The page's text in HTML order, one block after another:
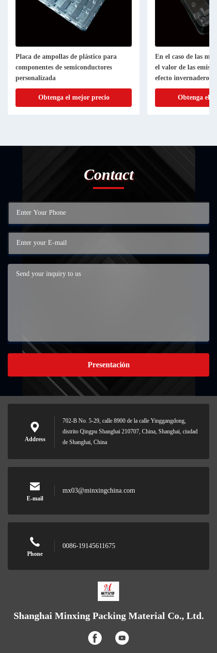
Placa de ampollas de plástico para
componentes de semiconductores
personalizada
Obtenga el mejor precio
En el caso de las
el valor de las
efecto invernadero
función de las
efecto invernadero
Obtenga el
Contact
Presentación
Address
702-B No. 5-29, calle 8900 de la calle Yinggangdong,
distrito Qingpu Shanghai 210707, China, Shanghai, ciudad
de Shanghai, China
E-mail
mx03@minxingchina.com
Phone
0086-19145611675
Shanghai Minxing Packing Material Co., Ltd.